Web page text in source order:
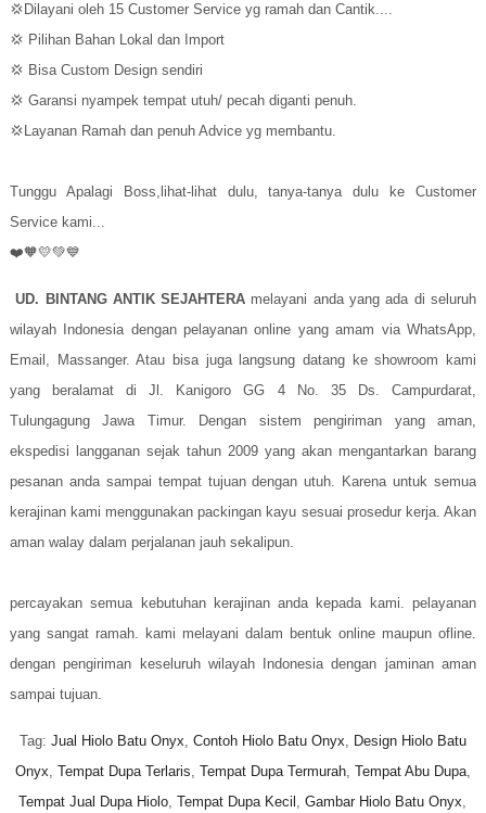
💢Dilayani oleh 15 Customer Service yg ramah dan Cantik....
💢 Pilihan Bahan Lokal dan Import
💢 Bisa Custom Design sendiri
💢 Garansi nyampek tempat utuh/ pecah diganti penuh.
💢Layanan Ramah dan penuh Advice yg membantu.
Tunggu Apalagi Boss,lihat-lihat dulu, tanya-tanya dulu ke Customer
Service kami...
❤️🧡💛💚💙
UD. BINTANG ANTIK SEJAHTERA melayani anda yang ada di seluruh
wilayah Indonesia dengan pelayanan online yang amam via WhatsApp,
Email, Massanger. Atau bisa juga langsung datang ke showroom kami
yang beralamat di Jl. Kanigoro GG 4 No. 35 Ds. Campurdarat,
Tulungagung Jawa Timur. Dengan sistem pengiriman yang aman,
ekspedisi langganan sejak tahun 2009 yang akan mengantarkan barang
pesanan anda sampai tempat tujuan dengan utuh. Karena untuk semua
kerajinan kami menggunakan packingan kayu sesuai prosedur kerja. Akan
aman walay dalam perjalanan jauh sekalipun.
percayakan semua kebutuhan kerajinan anda kepada kami. pelayanan
yang sangat ramah. kami melayani dalam bentuk online maupun ofline.
dengan pengiriman keseluruh wilayah Indonesia dengan jaminan aman
sampai tujuan.
Tag: Jual Hiolo Batu Onyx, Contoh Hiolo Batu Onyx, Design Hiolo Batu
Onyx, Tempat Dupa Terlaris, Tempat Dupa Termurah, Tempat Abu Dupa,
Tempat Jual Dupa Hiolo,Tempat Dupa Kecil ,Gambar Hiolo Batu Onyx,